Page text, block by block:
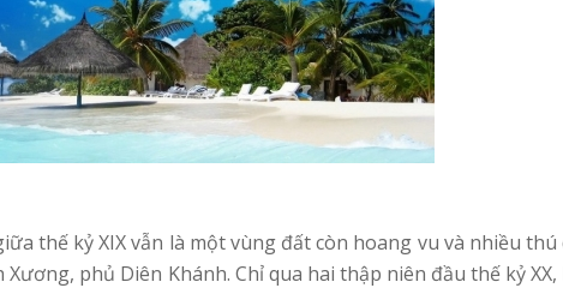
thế kỷ XIX vẫn là một vùng đất còn hoang vu và nhiều thú
Xương, phủ Diên Khánh. Chỉ qua hai thập niên đầu thế kỷ XX,